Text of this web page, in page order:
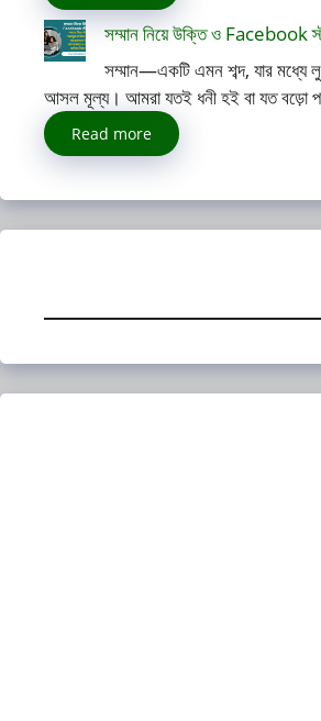
সম্মান নিয়ে উক্তি ও Facebook
সম্মান—একটি এমন শব্দ, যার মধ্যে
আসল মূল্য। আমরা যতই ধনী হই বা যত বড়ো
Read more